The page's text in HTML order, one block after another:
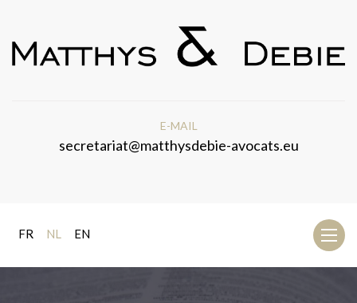
E-MAIL
secretariat@matthysdebie-avocats.eu
Toggle
FR NL EN